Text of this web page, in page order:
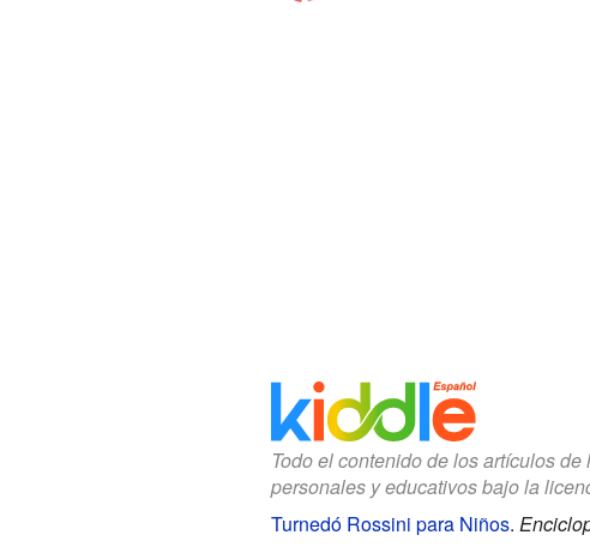
Todo el contenido de los artículos de
personales y educativos bajo la
Turnedó Rossini para Niños.